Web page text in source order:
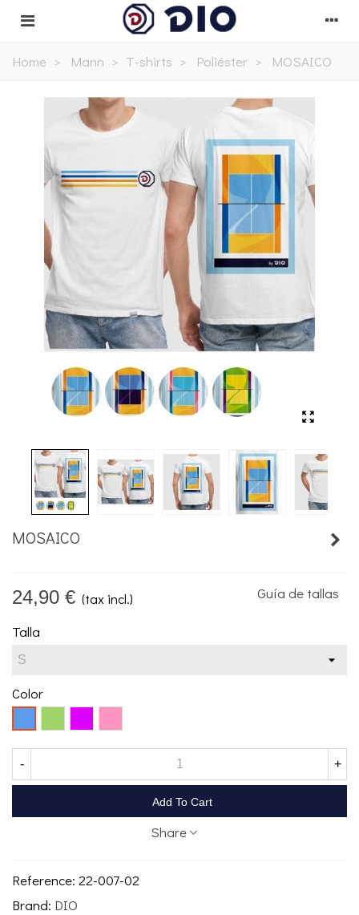
Home > Mann > T-shirts > Poliéster > MOSAICO
MOSAICO
24,90 € (tax incl.) Guía de tallas
Talla
Color
- +
Add To Cart
Share
Reference: 22-007-02
Brand: DIO